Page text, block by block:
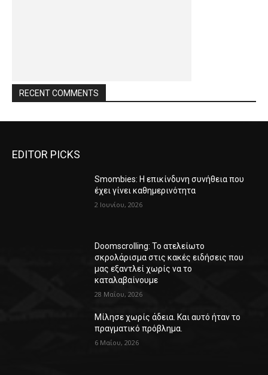
RECENT COMMENTS
EDITOR PICKS
Smombies: Η επικίνδυνη συνήθεια που
έχει γίνει καθημερινότητα
2 Ιουνίου, 2026
Doomscrolling: Το ατελείωτο
σκρολάρισμα στις κακές ειδήσεις που
μας εξαντλεί χωρίς να το
καταλαβαίνουμε
28 Μαΐου, 2026
Μίλησε χωρίς άδεια. Και αυτό ήταν το
πραγματικό πρόβλημα.
6 Μαΐου, 2026